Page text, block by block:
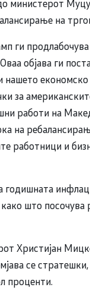
министерот
на
ги
објава ги
нашето
за
работи на
на
работници и
Христијан
се
проценти.